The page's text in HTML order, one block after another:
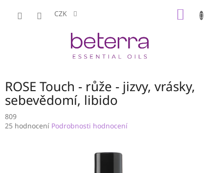
CZK
ROSE Touch - růže - jizvy, vrásky,
sebevědomí, libido
809
Průměrné
25 hodnocení Podrobnosti hodnocení